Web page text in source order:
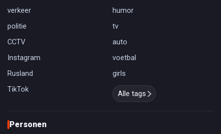
verkeer
humor
politie
tv
CCTV
auto
Instagram
voetbal
Rusland
girls
TikTok
Alle tags
Personen